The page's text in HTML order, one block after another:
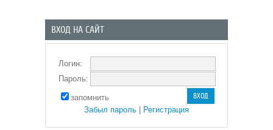
ВХОД НА САЙТ
Логин:
Пароль:
запомнить
Забыл пароль
Регистрация